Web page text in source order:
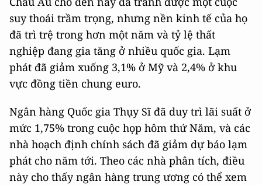
suy thoái trầm trọng, nhưng nền kinh tế của họ
đã trì trệ trong hơn một năm và tỷ lệ thất
nghiệp đang gia tăng ở nhiều quốc gia. Lạm
phát đã giảm xuống 3,1% ở Mỹ và 2,4% ở khu
vực đồng tiền chung euro.
Ngân hàng Quốc gia Thụy Sĩ đã duy trì lãi suất ở
mức 1,75% trong cuộc họp hôm thứ Năm, và các
nhà hoạch định chính sách đã giảm dự báo lạm
phát cho năm tới. Theo các nhà phân tích, điều
này cho thấy ngân hàng trung ương có thể xem